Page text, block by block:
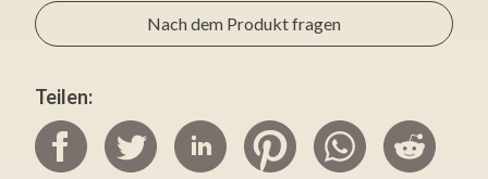
Nach dem Produkt fragen
Teilen: